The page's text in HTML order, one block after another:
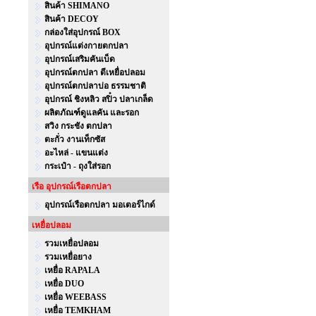
สินค้า SHIMANO
สินค้า DECOY
กล่องใส่อุปกรณ์ BOX
อุปกรณ์แต่งกายตกปลา
อุปกรณ์เสริมคันเบ็ด
อุปกรณ์ตกปลา ตีเหยื่อปลอม
อุปกรณ์ตกปลาบ่อ ธรรมชาติ
อุปกรณ์ ชิงหลิว สปิ๋ว ปลาเกล็ด
ผลิตภัณฑ์ดูแลคัน และรอก
สวิง กระชัง ตกปลา
ตะกั่ว งานเท็กซัส
อะไหล่ - แขนแต่ง
กระเป๋า - ถุงใส่รอก
เรือ อุปกรณ์เรือตกปลา
อุปกรณ์เรือตกปลา มอเตอร์ไกด์
เหยื่อปลอม
รวมเหยื่อปลอม
รวมเหยื่อยาง
เหยื่อ RAPALA
เหยื่อ DUO
เหยื่อ WEEBASS
เหยื่อ TEMKHAM